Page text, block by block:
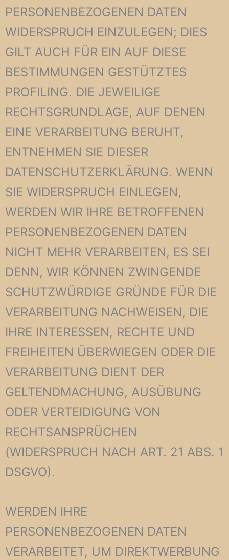
PERSONENBEZOGENEN DATEN
WIDERSPRUCH EINZULEGEN; DIES
GILT AUCH FÜR EIN AUF DIESE
BESTIMMUNGEN GESTÜTZTES
PROFILING. DIE JEWEILIGE
RECHTSGRUNDLAGE, AUF DENEN
EINE VERARBEITUNG BERUHT,
ENTNEHMEN SIE DIESER
DATENSCHUTZERKLÄRUNG. WENN
SIE WIDERSPRUCH EINLEGEN,
WERDEN WIR IHRE BETROFFENEN
PERSONENBEZOGENEN DATEN
NICHT MEHR VERARBEITEN, ES SEI
DENN, WIR KÖNNEN ZWINGENDE
SCHUTZWÜRDIGE GRÜNDE FÜR DIE
VERARBEITUNG NACHWEISEN, DIE
IHRE INTERESSEN, RECHTE UND
FREIHEITEN ÜBERWIEGEN ODER DIE
VERARBEITUNG DIENT DER
GELTENDMACHUNG, AUSÜBUNG
ODER VERTEIDIGUNG VON
RECHTSANSPRÜCHEN
(WIDERSPRUCH NACH ART. 21 ABS. 1
DSGVO).
WERDEN IHRE
PERSONENBEZOGENEN DATEN
VERARBEITET, UM DIREKTWERBUNG